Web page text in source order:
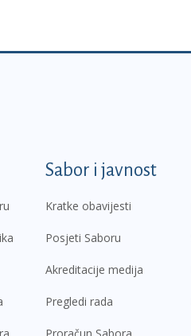
Sabor i javnost
Kratke obavijesti
Posjeti Saboru
Akreditacije medija
Pregledi rada